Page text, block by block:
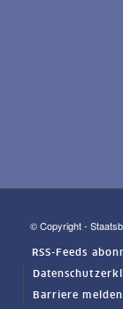
© Copyright -
RSS-Feeds
Barriere melden